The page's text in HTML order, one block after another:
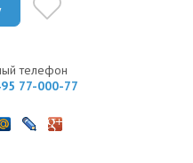
телефон
77-000-77